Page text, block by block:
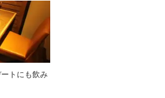
トにも飲み